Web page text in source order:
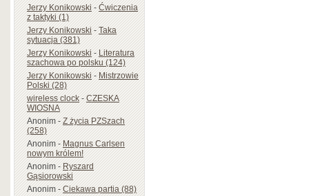
Jerzy Konikowski-Ćwiczenia
z taktyki (1)
Jerzy Konikowski-Taka
sytuacja (381)
Jerzy Konikowski-Literatura
szachowa po polsku (124)
Jerzy Konikowski-Mistrzowie
Polski (28)
wireless clock-CZESKA
WIOSNA
Anonim-Z życia PZSzach
(258)
Anonim-Magnus Carlsen
nowym królem!
Anonim-Ryszard
Gąsiorowski
Anonim-Ciekawa partia (88)